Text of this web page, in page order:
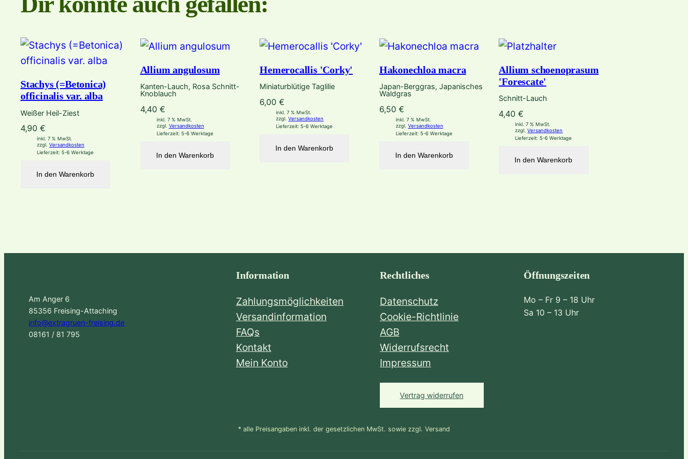
Stachys (=Betonica)
officinalis var. alba
Weißer Heil-Ziest
4,90 €
inkl. 7 % MwSt.
zzgl. Versandkosten
Lieferzeit: 5-6 Werktage
In den Warenkorb
Allium angulosum
Kanten-Lauch, Rosa Schnitt-
Knoblauch
4,40 €
inkl. 7 % MwSt.
zzgl. Versandkosten
Lieferzeit: 5-6 Werktage
In den Warenkorb
Hemerocallis 'Corky'
Miniaturblütige Taglilie
6,00€
inkl. 7 % MwSt.
zzgl.Versandkosten
Lieferzeit:5-6 Werktage
In den Warenkorb
Hakonechloa macra
Japan-Berggras, Japanisches
Waldgras
6,50 €
inkl. 7 % MwSt.
zzgl. Versandkosten
Lieferzeit: 5-6 Werktage
In den Warenkorb
Allium schoenoprasum
'Forescate'
Schnitt-Lauch
4,40€
inkl. 7 % MwSt.
zzgl.Versandkosten
Lieferzeit:5-6 Werktage
In den Warenkorb
Am Anger 6
85356 Freising-Attaching
info@extragruen-freising.de
08161 / 81 795
Information
Zahlungsmöglichkeiten
Versandinformation
FAQs
Kontakt
Mein Konto
Rechtliches
Datenschutz
Cookie-Richtlinie
AGB
Widerrufsrecht
Impressum
Vertrag widerrufen
Öffnungszeiten
Mo – Fr 9 – 18 Uhr
Sa 10 – 13 Uhr
* alle Preisangaben inkl. der gesetzlichen MwSt. sowie zzgl. Versand